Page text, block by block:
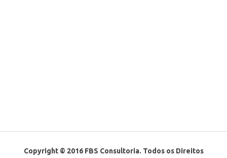
Copyright © 2016 FBS Consultoria. Todos os Direitos